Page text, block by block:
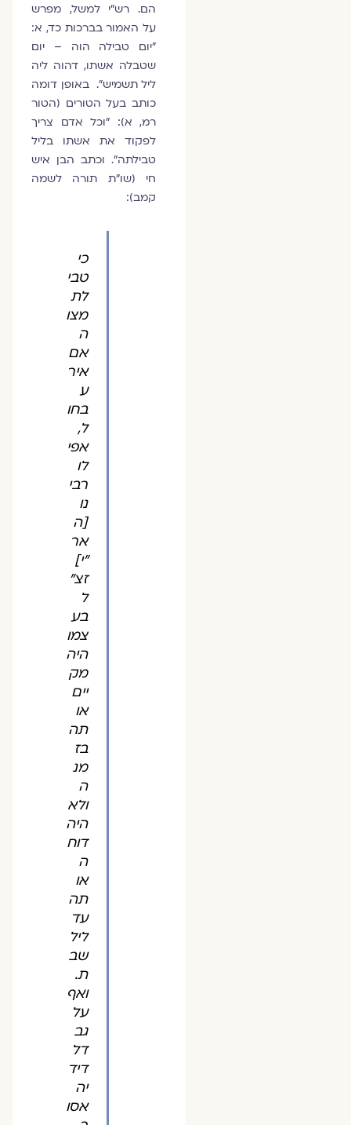
הם. רש״י למשל, מפרש
על האמור בברכות כד, א:
"יום טבילה הוה – יום
שטבלה אשתו, דהוה ליה
ליל תשמיש". באופן דומה
כותב בעל הטורים (הטור
רמ, א): "וכל אדם צריך
לפקוד את אשתו בליל
טבילתה". וכתב הבן איש
חי (שו"ת תורה לשמה
קמב):
כי
טבי
לת
מצו
ה
אם
איר
ע
בחו
ל,
אפי
לו
רבי
נו
[ה
אר
"י]
זצ"
ל
בע
צמו
היה
מק
יים
או
תה
בז
מנ
ה
ולא
היה
דוח
ה
או
תה
עד
ליל
שב
ת.
ואף
על
גב
דל
דיד
יה
אסו